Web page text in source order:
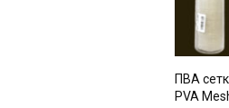
ПВА
PVA